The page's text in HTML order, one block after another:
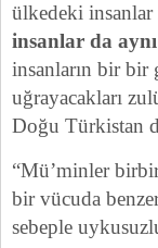
ülkedeki insanlar
insanlar da
insanların bir bir
uğrayacakları
Doğu Türkistan
“Mü’minler
bir vücuda
sebeple